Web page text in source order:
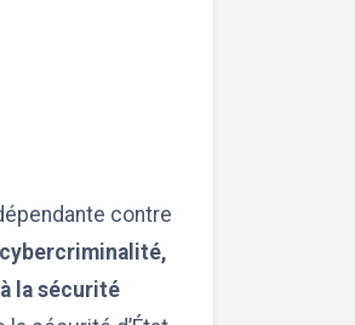
contre
cybercriminalité,
la sécurité